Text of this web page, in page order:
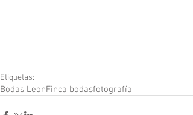
Etiquetas:
Bodas LeonFinca bodasfotografía